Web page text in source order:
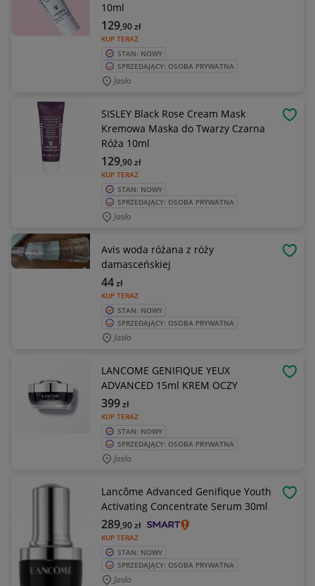
10ml
KUP TERAZ
129,90zł
STAN: NOWY
SPRZEDAJĄCY: OSOBA PRYWATNA
Jasło
SISLEY Black Rose Cream Mask
Kremowa Maska do Twarzy Czarna
Róża 10ml
KUP TERAZ
129,90zł
STAN: NOWY
SPRZEDAJĄCY: OSOBA PRYWATNA
Jasło
Avis woda różana z róży
damasceńskiej
KUP TERAZ
44zł
STAN: NOWY
SPRZEDAJĄCY: OSOBA PRYWATNA
Jasło
LANCOME GENIFIQUE YEUX
ADVANCED 15ml KREM OCZY
KUP TERAZ
399zł
STAN: NOWY
SPRZEDAJĄCY: OSOBA PRYWATNA
Jasło
Lancôme Advanced Genifique Youth
Activating Concentrate Serum 30ml
KUP TERAZ
289,90zł
STAN: NOWY
SPRZEDAJĄCY: OSOBA PRYWATNA
Jasło